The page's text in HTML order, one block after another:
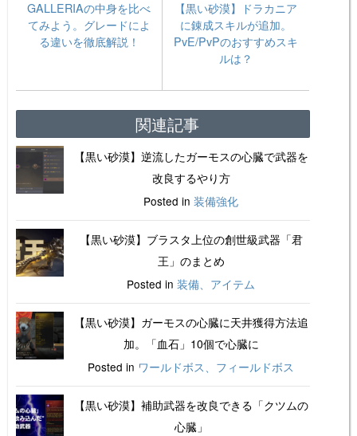
GALLERIAの中身を比べ
てみよう。グレードによ
る違いを徹底解説！
【黒い砂漠】ドラカニア
に錬成スキルが追加。
PvE/PvPのおすすめスキ
ルは？
関連記事
【黒い砂漠】逆流したガーモスの心臓で武器を
改良するやり方
Posted in 装備強化
【黒い砂漠】ブラスタ上位の創世級武器「君
王」のまとめ
Posted in 装備、アイテム
【黒い砂漠】ガーモスの心臓に天井獲得方法追
加。「血石」10個で心臓に
Posted in ワールドボス、フィールドボス
【黒い砂漠】補助武器を改良できる「クツムの
心臓」